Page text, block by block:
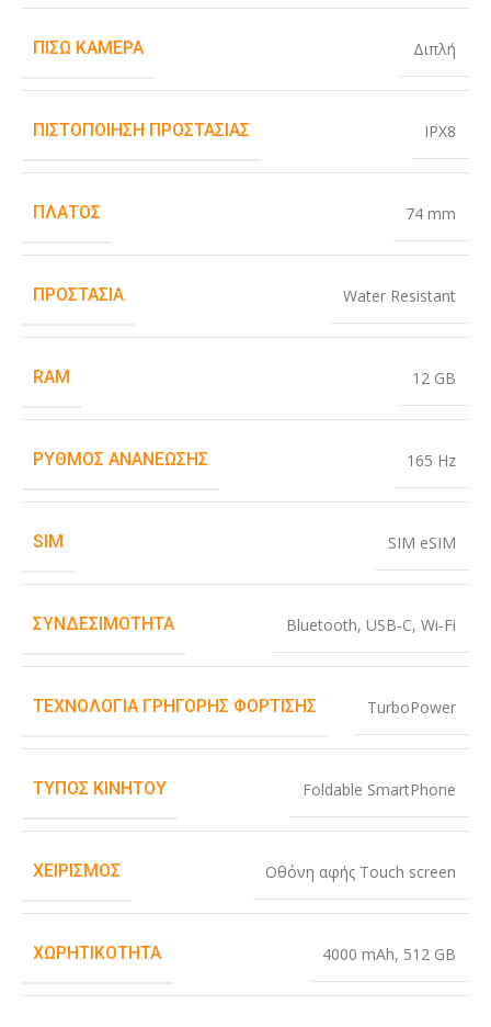
ΠΊΣΩ ΚΆΜΕΡΑ Διπλή
ΠΙΣΤΟΠΟΊΗΣΗ ΠΡΟΣΤΑΣΊΑΣ IPX8
ΠΛΆΤΟΣ 74 mm
ΠΡΟΣΤΑΣΊΑ Water Resistant
RAM 12 GB
ΡΥΘΜΌΣ ΑΝΑΝΈΩΣΗΣ 165 Hz
SIM SIM eSIM
ΣΥΝΔΕΣΙΜΌΤΗΤΑ Bluetooth, USB-C, Wi-Fi
ΤΕΧΝΟΛΟΓΊΑ ΓΡΉΓΟΡΗΣ ΦΌΡΤΙΣΗΣ TurboPower
ΤΎΠΟΣ ΚΙΝΗΤΟΎ Foldable SmartPhone
ΧΕΙΡΙΣΜΌΣ Οθόνη αφής Touch screen
ΧΩΡΗΤΙΚΌΤΗΤΑ 4000 mAh, 512 GB